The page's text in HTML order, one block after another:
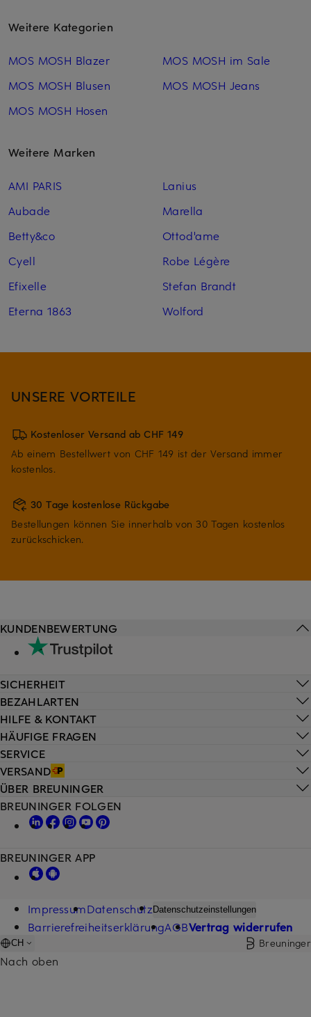
Weitere Kategorien
MOS MOSH Blazer
MOS MOSH Blusen
MOS MOSH Hosen
MOS MOSH im Sale
MOS MOSH Jeans
Weitere Marken
AMI PARIS
Aubade
Betty&co
Cyell
Efixelle
Eterna 1863
Lanius
Marella
Ottod'ame
Robe Légère
Stefan Brandt
Wolford
UNSERE VORTEILE
Kostenloser Versand ab CHF 149
Ab einem Bestellwert von CHF 149 ist der Versand immer
kostenlos.
30 Tage kostenlose Rückgabe
Bestellungen können Sie innerhalb von 30 Tagen kostenlos
zurückschicken.
HILFE & KONTAKT
HÄUFIGE FRAGEN
SERVICE
VERSAND
KUNDENBEWERTUNG
SICHERHEIT
BEZAHLARTEN
ÜBER BREUNINGER
BREUNINGER FOLGEN
BREUNINGER APP
ImpressumDatenschutz Datenschutzeinstellungen
BarrierefreiheitserklärungAGBVertrag widerrufen
CH Breuninger
Nach oben